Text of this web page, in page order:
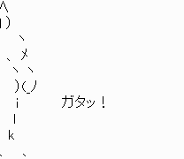
ﾒ
ﾉ
タッ！
l
、